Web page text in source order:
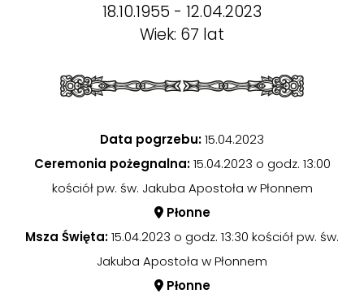
18.10.1955 - 12.04.2023
Wiek: 67 lat
Data pogrzebu:15.04.2023
Ceremonia pożegnalna:15.04.2023 o godz. 13:00
kościół pw. św. Jakuba Apostoła w Płonnem
Płonne
Msza Święta:15.04.2023 o godz. 13:30 kościół pw. św.
Jakuba Apostoła w Płonnem
Płonne